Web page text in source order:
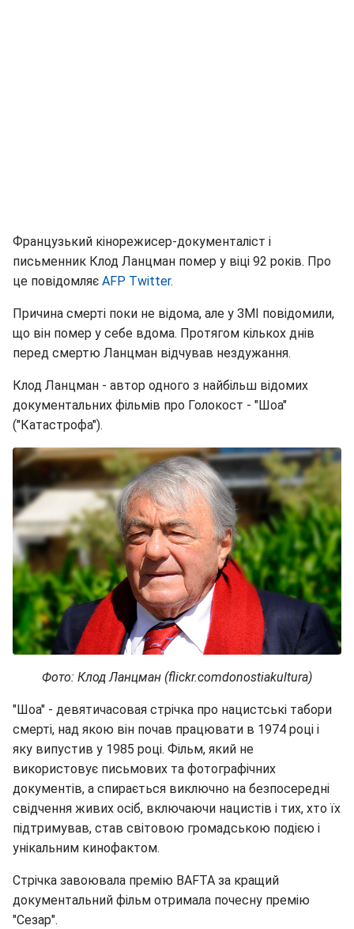
Французький кінорежисер-документаліст і
письменник Клод Ланцман помер у віці 92 років. Про
це повідомляє AFP Twitter.
Причина смерті поки не відома, але у ЗМІ повідомили,
що він помер у себе вдома. Протягом кількох днів
перед смертю Ланцман відчував нездужання.
Клод Ланцман - автор одного з найбільш відомих
документальних фільмів про Голокост - "Шоа"
("Катастрофа").
Фото: Клод Ланцман (flickr.comdonostiakultura)
"Шоа" - девятичасовая стрічка про нацистські табори
смерті, над якою він почав працювати в 1974 році і
яку випустив у 1985 році. Фільм, який не
використовує письмових та фотографічних
документів, а спирається виключно на безпосередні
свідчення живих осіб, включаючи нацистів і тих, хто їх
підтримував, став світовою громадською подією і
унікальним кинофактом.
Стрічка завоювала премію BAFTA за кращий
документальний фільм отримала почесну премію
"Сезар".